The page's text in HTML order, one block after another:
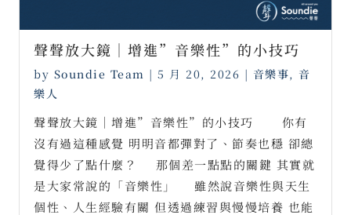
聲聲放大鏡｜增進”音樂性”的小技巧
by Soundie Team | 5 月 20, 2026 | 音樂事, 音
樂人
聲聲放大鏡｜增進”音樂性”的小技巧 ⠀⠀ 你有
沒有過這種感覺 明明音都彈對了、節奏也穩 卻總
覺得少了點什麼？ ⠀ 那個差一點點的關鍵 其實就
是大家常說的「音樂性」 ⠀ 雖然說音樂性與天生
個性、人生經驗有關 但透過練習與慢慢培養 也能